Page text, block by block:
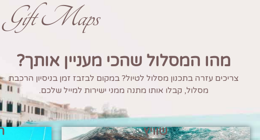
Gift Maps
מהו המסלול שהכי מעניין אותך?
צריכים עזרה בתכנון מסלול לטיול? במקום לבזבז זמן בניסיון הרכבת
מסלול, קבלו אותו מתנה ממני ישירות למייל שלכם.
שוויץ